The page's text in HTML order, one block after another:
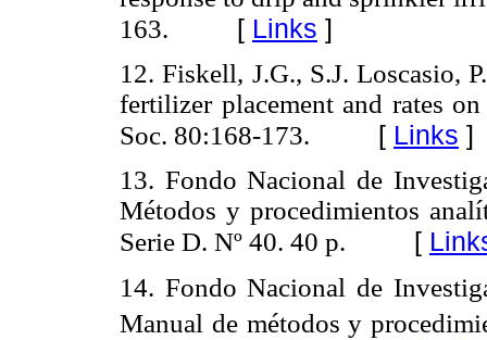
163. [ Links ]
12. Fiskell, J.G., S.J. Loscasio,
fertilizer placement and rates
Soc. 80:168-173. [ Links ]
13. Fondo Nacional de
Métodos y procedimientos
Serie D. Nº 40. 40 p. [
14. Fondo Nacional de
Manual de métodos y